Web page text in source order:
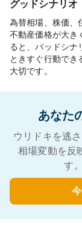
グッドシナリオ
為替相場、株価、
不動産価格が大き
ると、バッドシナ
ときすぐ行動でき
大切です。
あなた
ウリドキを逃
相場変動を反
す